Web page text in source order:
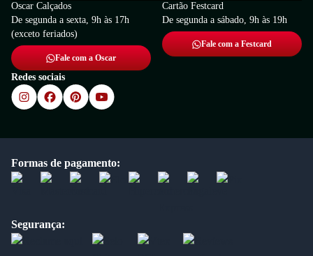
Oscar Calçados
De segunda a sexta, 9h às 17h
(exceto feriados)
Fale com a Oscar
Cartão Festcard
De segunda a sábado, 9h às 19h
Fale com a Festcard
Redes sociais
Formas de pagamento:
Segurança: